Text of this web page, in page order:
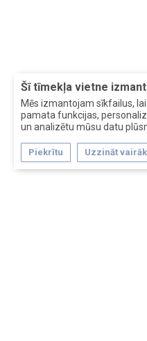
Šī tīmekļa vietne
Mēs izmantojam sīkfailus,
pamata funkcijas,
un analizētu mūsu datu
Piekrītu Uzzināt vairāk